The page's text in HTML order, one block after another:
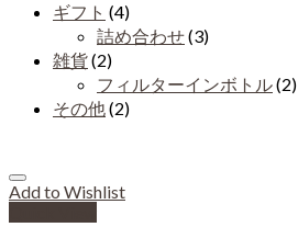
ギフト (4)
詰め合わせ(3)
雑貨(2)
フィルターインボトル(2)
その他(2)
Add to Wishlist